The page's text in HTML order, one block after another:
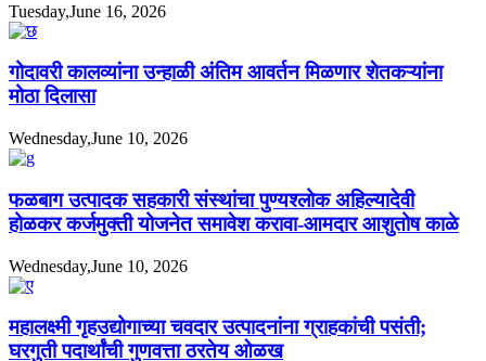
Tuesday,June 16, 2026
गोदावरी कालव्यांना उन्हाळी अंतिम आवर्तन मिळणार शेतकऱ्यांना
मोठा दिलासा
Wednesday,June 10, 2026
फळबाग उत्पादक सहकारी संस्थांचा पुण्यश्लोक अहिल्यादेवी
होळकर कर्जमुक्ती योजनेत समावेश करावा-आमदार आशुतोष काळे
Wednesday,June 10, 2026
महालक्ष्मी गृहउद्योगाच्या चवदार उत्पादनांना ग्राहकांची पसंती;
घरगुती पदार्थांची गुणवत्ता ठरतेय ओळख